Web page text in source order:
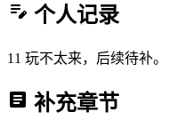
个人记录
11 玩不太来，后续待补。
补充章节